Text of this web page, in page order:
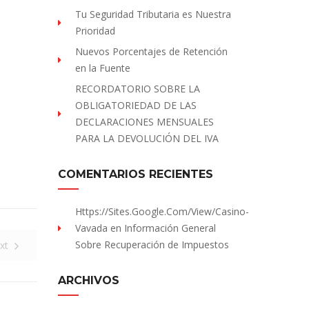
Tu Seguridad Tributaria es Nuestra
Prioridad
Nuevos Porcentajes de Retención
en la Fuente
RECORDATORIO SOBRE LA
OBLIGATORIEDAD DE LAS
DECLARACIONES MENSUALES
PARA LA DEVOLUCIÓN DEL IVA
COMENTARIOS RECIENTES
Https://sites.Google.com/view/Casino-
Vavada en Información General
Sobre Recuperación de Impuestos
ARCHIVOS